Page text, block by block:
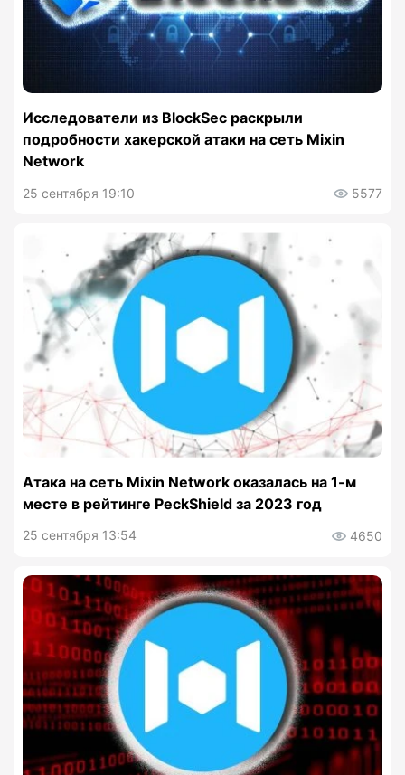
Исследователи из BlockSec раскрыли
подробности хакерской атаки на сеть Mixin
Network
25 сентября 19:10 5577
Атака на сеть Mixin Network оказалась на 1-м
месте в рейтинге PeckShield за 2023 год
25 сентября 13:54 4650